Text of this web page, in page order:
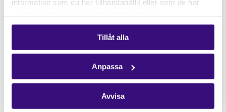
information som du har tillhandahållit eller som de har
Tillåt alla
Anpassa
Avvisa
I praktiken resulterar det i att företagens intressen
överordnas mänskliga rättigheter och miljö. För att
komma till rätta med de här problemen har det tagits
initiativ inom FN till att ta fram ett globalt bindande
fördrag som skulle hålla företag ansvariga för
kränkningar av mänskliga rättigheter och indirekt
miljöförstöring.